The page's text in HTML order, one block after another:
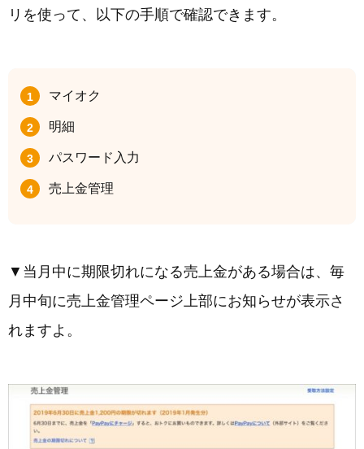
リを使って、以下の手順で確認できます。
マイオク
明細
パスワード入力
売上金管理
▼当月中に期限切れになる売上金がある場合は、毎
月中旬に売上金管理ページ上部にお知らせが表示さ
れますよ。